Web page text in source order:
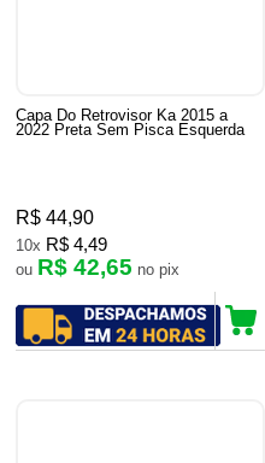
Capa Do Retrovisor Ka 2015 a
2022 Preta Sem Pisca Esquerda
R$ 44,90
10x R$ 4,49
ou R$ 42,65 no pix